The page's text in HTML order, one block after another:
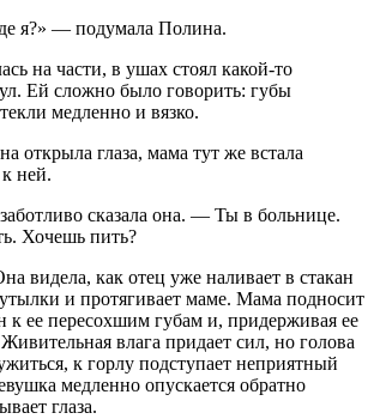
я?» — подумала Полина.
на части, в ушах стоял какой-то
Ей сложно было говорить: губы
медленно и вязко.
открыла глаза, мама тут же встала
ней.
сказала она. — Ты в больнице.
Хочешь пить?
видела, как отец уже наливает в стакан
и протягивает маме. Мама подносит
к ее пересохшим губам и, придерживая ее
влага придает сил, но голова
к горлу подступает неприятный
медленно опускается обратно
глаза.